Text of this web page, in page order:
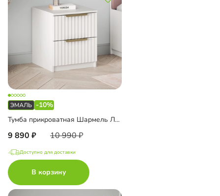
-10%
Тумба прикроватная Шармель Лайф Эмаль
9 890 10 990
Доступно для доставки
В корзину